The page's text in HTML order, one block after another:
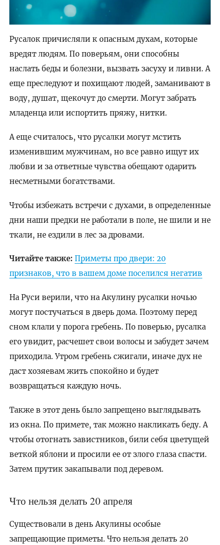
Русалок причисляли к опасным духам, которые
вредят людям. По поверьям, они способны
наслать беды и болезни, вызвать засуху и ливни. А
еще преследуют и похищают людей, заманивают в
воду, душат, щекочут до смерти. Могут забрать
младенца или испортить пряжу, нитки.
А еще считалось, что русалки могут мстить
изменившим мужчинам, но все равно ищут их
любви и за ответные чувства обещают одарить
несметными богатствами.
Чтобы избежать встречи с духами, в определенные
дни наши предки не работали в поле, не шили и не
ткали, не ездили в лес за дровами.
Читайте также: Приметы про двери: 20
признаков, что в вашем доме поселился негатив
На Руси верили, что на Акулину русалки ночью
могут постучаться в дверь дома. Поэтому перед
сном клали у порога гребень. По поверью, русалка
его увидит, расчешет свои волосы и забудет зачем
приходила. Утром гребень сжигали, иначе дух не
даст хозяевам жить спокойно и будет
возвращаться каждую ночь.
Также в этот день было запрещено выглядывать
из окна. По примете, так можно накликать беду. А
чтобы отогнать завистников, били себя цветущей
веткой яблони и просили ее от злого глаза спасти.
Затем прутик закапывали под деревом.
Что нельзя делать 20 апреля
Существовали в день Акулины особые
запрещающие приметы. Что нельзя делать 20